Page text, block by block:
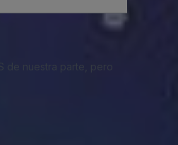
de nuestra parte, pero